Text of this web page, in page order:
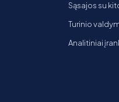
Sąsajos su
Turinio
Analitiniai